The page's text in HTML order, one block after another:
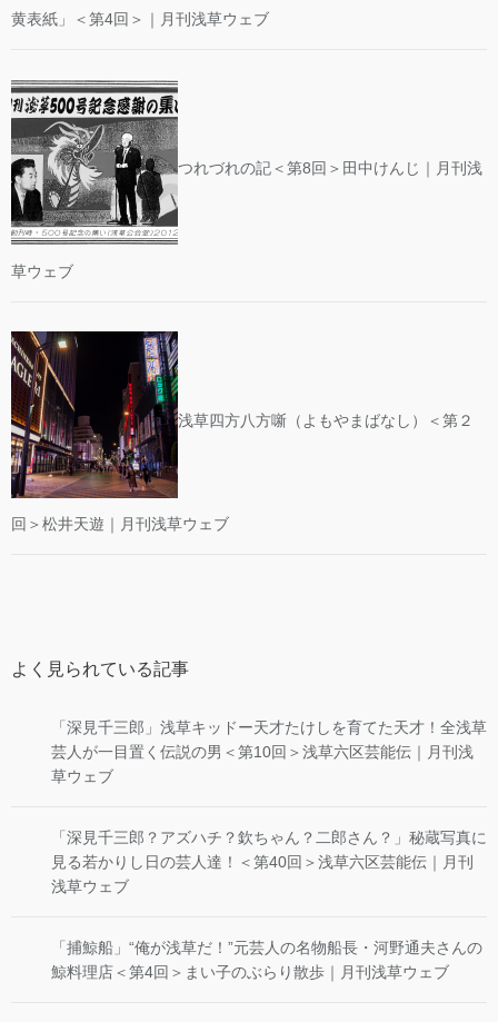
黄表紙」＜第4回＞｜月刊浅草ウェブ
つれづれの記＜第8回＞田中けんじ｜月刊浅
草ウェブ
浅草四方八方噺（よもやまばなし）＜第２
回＞松井天遊｜月刊浅草ウェブ
よく見られている記事
「深見千三郎」浅草キッドー天才たけしを育てた天才！全浅草
芸人が一目置く伝説の男＜第10回＞浅草六区芸能伝｜月刊浅
草ウェブ
「深見千三郎？アズハチ？欽ちゃん？二郎さん？」秘蔵写真に
見る若かりし日の芸人達！＜第40回＞浅草六区芸能伝｜月刊
浅草ウェブ
「捕鯨船」“俺が浅草だ！”元芸人の名物船長・河野通夫さんの
鯨料理店＜第4回＞まい子のぶらり散歩｜月刊浅草ウェブ